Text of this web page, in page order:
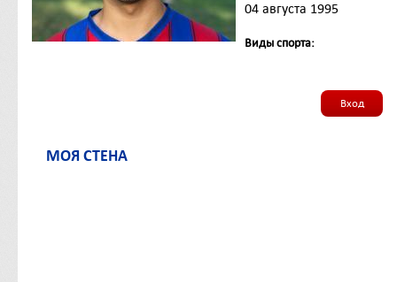
04 августа 1995
Виды спорта:
Вход
МОЯ СТЕНА